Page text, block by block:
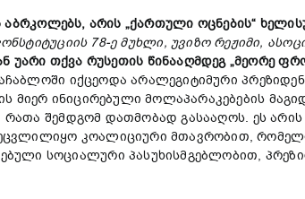
აბრკოლებს, არის „ქართული ოცნების“
78-ე მუხლი, უვიზო რეჟიმი,
უარი თქვა რუსეთის წინააღმდეგ„მეორე
იქცეოდა არალეგიტიმური
მიერ ინიცირებული მოლაპარაკებების
რათა შემდგომ დათმობად გასააღოს. ეს
კოალიციური მთავრობით,
სოციალური პასუხისმგებლობით,